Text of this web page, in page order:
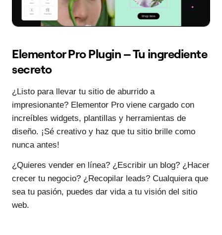
Elementor Pro Plugin – Tu ingrediente
secreto
¿Listo para llevar tu sitio de aburrido a
impresionante? Elementor Pro viene cargado con
increíbles widgets, plantillas y herramientas de
diseño. ¡Sé creativo y haz que tu sitio brille como
nunca antes!
¿Quieres vender en línea? ¿Escribir un blog? ¿Hacer
crecer tu negocio? ¿Recopilar leads? Cualquiera que
sea tu pasión, puedes dar vida a tu visión del sitio
web.